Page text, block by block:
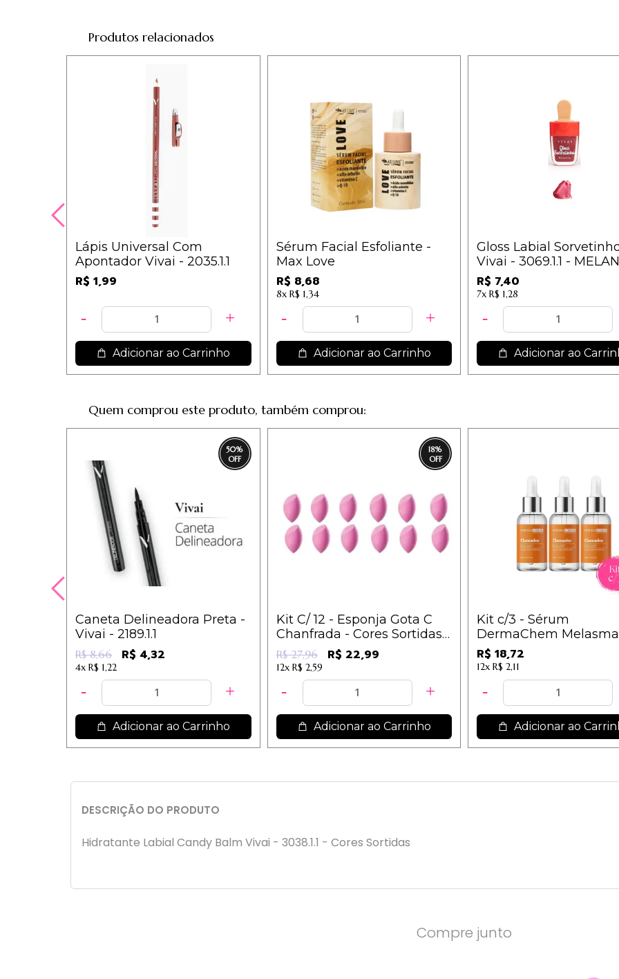
Produtos relacionados
Lápis Universal Com
Apontador Vivai - 2035.1.1
R$ 1,99
Adicionar ao Carrinho
Sérum Facial Esfoliante -
Max Love
R$ 8,68
8x R$ 1,34
Adicionar ao Carrinho
Gloss Labial
Vivai - 3069.1.1 -
R$ 7,40
7x R$ 1,28
Adicionar ao
Quem comprou este produto, também comprou:
50%
Caneta Delineadora Preta -
Vivai - 2189.1.1
R$ 8,66 R$ 4,32
4x R$ 1,22
Adicionar ao Carrinho
18%
Kit C/ 12 - Esponja Gota C
Chanfrada - Cores Sortidas -
IM
R$ 27,96 R$ 22,99
12x R$ 2,59
Adicionar ao Carrinho
Kit c/3 - Sérum
DermaChem Melasma
30ml - Clareador
R$ 18,72
12x R$ 2,11
Adicionar ao
DESCRIÇÃO DO PRODUTO
Hidratante Labial Candy Balm Vivai - 3038.1.1 - Cores Sortidas
Compre junto